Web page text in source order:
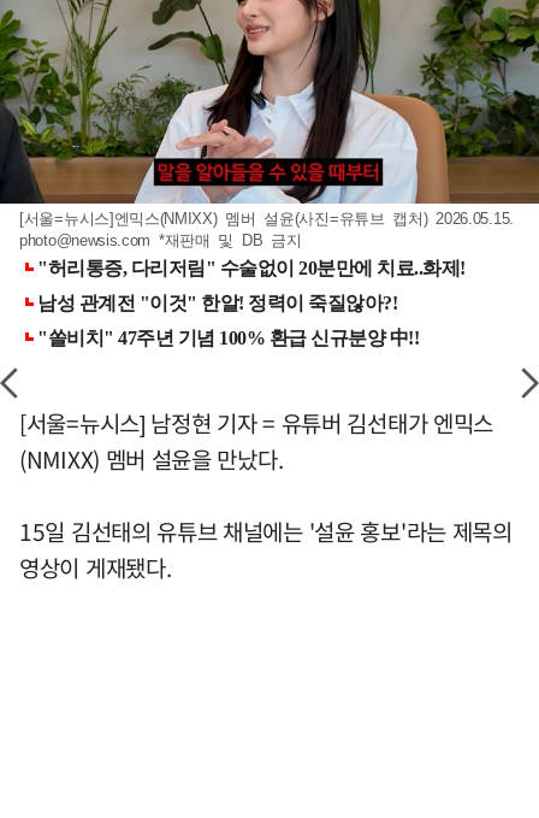
[서울=뉴시스]엔믹스(NMIXX) 멤버 설윤(사진=유튜브 캡처) 2026.05.15.
photo@newsis.com *재판매 및 DB 금지
[서울=뉴시스] 남정현 기자 = 유튜버 김선태가 엔믹스
(NMIXX) 멤버 설윤을 만났다.
15일 김선태의 유튜브 채널에는 '설윤 홍보'라는 제목의
영상이 게재됐다.